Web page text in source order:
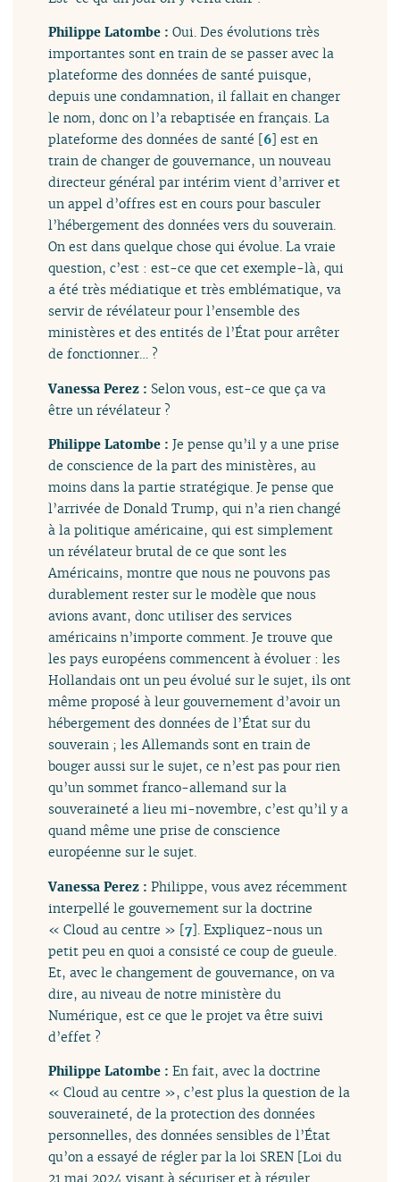
Philippe Latombe :Oui. Des évolutions très
importantes sont en train de se passer avec la
plateforme des données de santé puisque,
depuis une condamnation, il fallait en changer
le nom, donc on l’a rebaptisée en français. La
plateforme des données de santé [6] est en
train de changer de gouvernance, un nouveau
directeur général par intérim vient d’arriver et
un appel d’offres est en cours pour basculer
l’hébergement des données vers du souverain.
On est dans quelque chose qui évolue. La vraie
question, c’est : est-ce que cet exemple-là, qui
a été très médiatique et très emblématique, va
servir de révélateur pour l’ensemble des
ministères et des entités de l’État pour arrêter
de fonctionner… ?
Vanessa Perez : Selon vous, est-ce que ça va
être un révélateur ?
Philippe Latombe :Je pense qu’il y a une prise
de conscience de la part des ministères, au
moins dans la partie stratégique. Je pense que
l’arrivée de Donald Trump, qui n’a rien changé
à la politique américaine, qui est simplement
un révélateur brutal de ce que sont les
Américains, montre que nous ne pouvons pas
durablement rester sur le modèle que nous
avions avant, donc utiliser des services
américains n’importe comment. Je trouve que
les pays européens commencent à évoluer : les
Hollandais ont un peu évolué sur le sujet, ils ont
même proposé à leur gouvernement d’avoir un
hébergement des données de l’État sur du
souverain ; les Allemands sont en train de
bouger aussi sur le sujet, ce n’est pas pour rien
qu’un sommet franco-allemand sur la
souveraineté a lieu mi-novembre, c’est qu’il y a
quand même une prise de conscience
européenne sur le sujet.
Vanessa Perez :Philippe, vous avez récemment
interpellé le gouvernement sur la doctrine
« Cloud au centre » [7] . Expliquez-nous un
petit peu en quoi a consisté ce coup de gueule.
Et, avec le changement de gouvernance, on va
dire, au niveau de notre ministère du
Numérique, est ce que le projet va être suivi
d’effet ?
Philippe Latombe :En fait, avec la doctrine
« Cloud au centre », c’est plus la question de la
souveraineté, de la protection des données
personnelles, des données sensibles de l’État
qu’on a essayé de régler par la loi SREN [Loi du
21 mai 2024 visant à sécuriser et à réguler